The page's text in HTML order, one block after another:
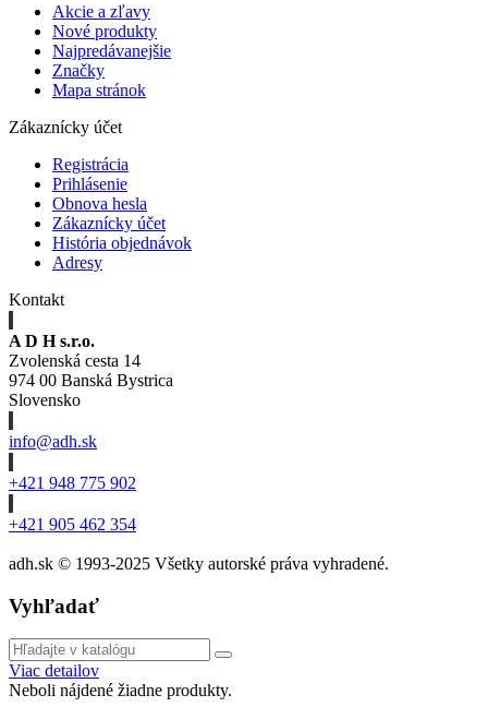
Akcie a zľavy
Nové produkty
Najpredávanejšie
Značky
Mapa stránok
Zákaznícky účet
Registrácia
Prihlásenie
Obnova hesla
Zákaznícky účet
História objednávok
Adresy
Kontakt
A D H s.r.o.
Zvolenská cesta 14
974 00 Banská Bystrica
Slovensko
info@adh.sk
+421 948 775 902
+421 905 462 354
adh.sk © 1993-2025 Všetky autorské práva vyhradené.
Vyhľadať
Viac detailov
Neboli nájdené žiadne produkty.